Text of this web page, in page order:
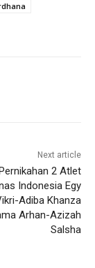
Next article
2 Atlet
Indonesia Egy
Adiba Khanza
Arhan-Azizah
Salsha